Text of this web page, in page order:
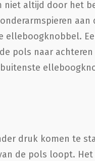
niet altijd door het
aan
elleboogknobbel.
pols naar achteren
druk komen te
de pols loopt. Het